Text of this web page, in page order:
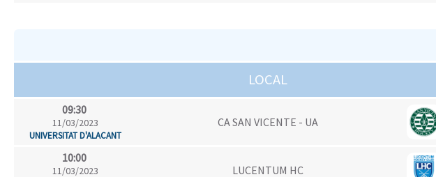
LOCAL
09:30
11/03/2023
UNIVERSITAT D'ALACANT
CA SAN VICENTE - UA
10:00
11/03/2023 LUCENTUM HC